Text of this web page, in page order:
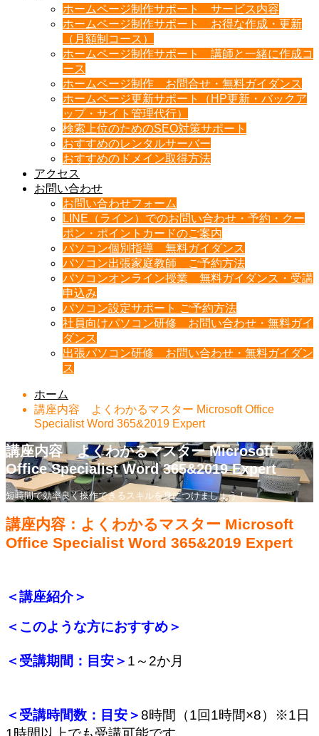
ホームページ制作サポート サービス内容
ホームページ制作サポート お得な作成・更新
（月額制コース）
ホームページ制作サポート 講師と一緒に作成コ
ース
ホームページ制作 お問合せ・無料ガイダンス
ホームページ更新サポート（HP更新・バックア
ップ・サイト管理代行）
検索上位のためのSEO対策サポート
おすすめのレンタルサーバー
おすすめのドメイン取得方法
アクセス
お問い合わせ
お問い合わせフォーム
LINE（ライン）でのお問い合わせ・予約・クー
ポン・ポイントカードのご案内
パソコン個別指導 無料ガイダンス
パソコン出張家庭教師 ご予約方法
パソコンオンライン授業 無料ガイダンス・受講
申込み
パソコン設定サポート ご予約方法
社員向けパソコン研修 お問い合わせ・無料ガイ
ダンス
出張パソコン研修 お問い合わせ・無料ガイダン
ス
ホーム
講座内容 よくわかるマスター Microsoft Office
Specialist Word 365&2019 Expert
講座内容 よくわかるマスター Microsoft
Office Specialist Word 365&2019 Expert
短時間で効率良く操作できるスキルを身につけましょう！
講座内容：よくわかるマスター Microsoft
Office Specialist Word 365&2019 Expert
＜講座紹介＞
＜このような方におすすめ＞
＜受講期間：目安＞ 1～2か月
＜受講時間数：目安＞8時間（1回1時間×8）※1日